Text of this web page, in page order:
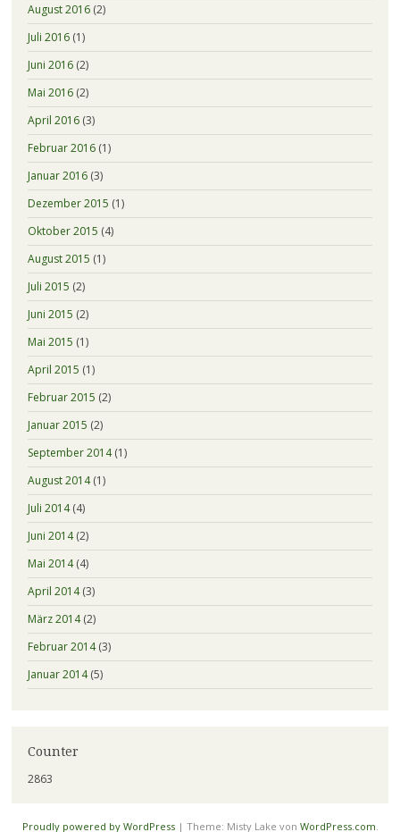
August 2016(2)
Juli 2016(1)
Juni 2016(2)
Mai 2016(2)
April 2016(3)
Februar 2016(1)
Januar 2016(3)
Dezember 2015 (1)
Oktober 2015 (4)
August 2015 (1)
Juli 2015 (2)
Juni 2015 (2)
Mai 2015 (1)
April 2015 (1)
Februar 2015 (2)
Januar 2015 (2)
September 2014(1)
August 2014(1)
Juli 2014(4)
Juni 2014(2)
Mai 2014(4)
April 2014(3)
März 2014(2)
Februar 2014(3)
Januar 2014(5)
Counter
2863
Proudly powered by WordPress | Theme: Misty Lake von WordPress.com.